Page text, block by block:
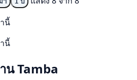
นี้
นี้
น Tamba